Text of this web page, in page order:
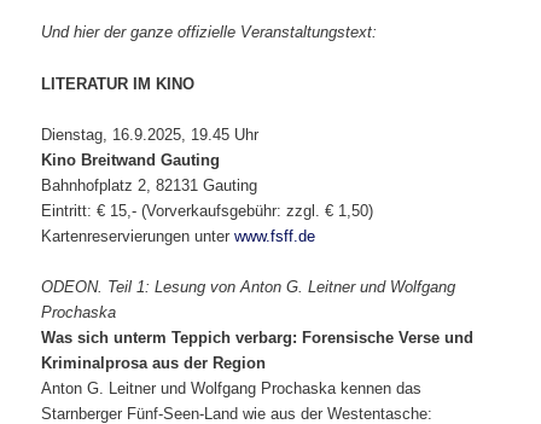
Und hier der ganze offizielle Veranstaltungstext:
LITERATUR IM KINO
Dienstag, 16.9.2025, 19.45 Uhr
Kino Breitwand Gauting
Bahnhofplatz 2, 82131 Gauting
Eintritt: € 15,- (Vorverkaufsgebühr: zzgl. € 1,50)
Kartenreservierungen unterwww.fsff.de
ODEON. Teil 1: Lesung von Anton G. Leitner und Wolfgang
Prochaska
Was sich unterm Teppich verbarg: Forensische Verse und
Kriminalprosa aus der Region
Anton G. Leitner und Wolfgang Prochaska kennen das
Starnberger Fünf-Seen-Land wie aus der Westentasche: